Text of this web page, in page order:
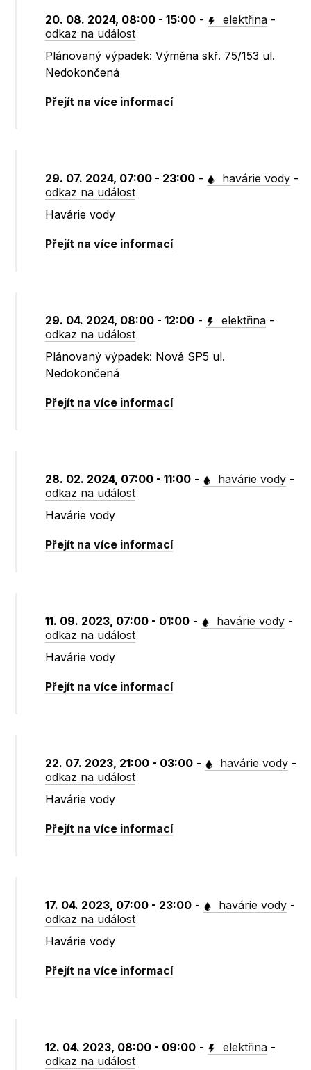
20. 08. 2024, 08:00 - 15:00 - elektřina -
odkaz na událost
Plánovaný výpadek: Výměna skř. 75/153 ul.
Nedokončená
Přejít na více informací
29. 07. 2024, 07:00 - 23:00 - havárie vody -
odkaz na událost
Havárie vody
Přejít na více informací
29. 04. 2024, 08:00 - 12:00 - elektřina -
odkaz na událost
Plánovaný výpadek: Nová SP5 ul.
Nedokončená
Přejít na více informací
28. 02. 2024, 07:00 - 11:00 - havárie vody -
odkaz na událost
Havárie vody
Přejít na více informací
11. 09. 2023, 07:00 - 01:00 - havárie vody -
odkaz na událost
Havárie vody
Přejít na více informací
22. 07. 2023, 21:00 - 03:00 - havárie vody -
odkaz na událost
Havárie vody
Přejít na více informací
17. 04. 2023, 07:00 - 23:00 - havárie vody -
odkaz na událost
Havárie vody
Přejít na více informací
12. 04. 2023, 08:00 - 09:00 - elektřina -
odkaz na událost